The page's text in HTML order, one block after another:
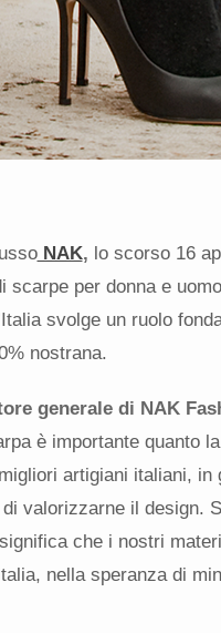
NAK, lo scorso 16
scarpe per donna e
svolge un ruolo
nostrana.
generale di NAK
è importante quanto
artigiani italiani, in
valorizzarne il design.
che i nostri
nella speranza di